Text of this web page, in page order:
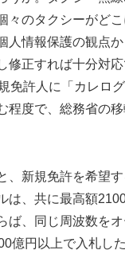
々のタクシーがど
人情報保護の観点
修正すれば十分対
免許人に「カレロ
程度で、総務省の
、新規免許を希望
は、共に最高額
ば、同じ周波数を
億円以上で入札し